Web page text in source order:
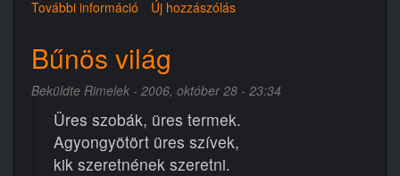
További információ Remek
tom
tom
tom
torotomtom
tartalommal
kapcsolatosan
Új hozzászólás
Bűnös világ
Beküldte Rimelek - 2006, október 28 - 23:34
Üres szobák, üres termek.
Agyongyötört üres szívek,
kik szeretnének szeretni.